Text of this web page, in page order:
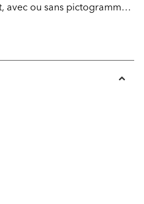
avec ou sans pictogrammes